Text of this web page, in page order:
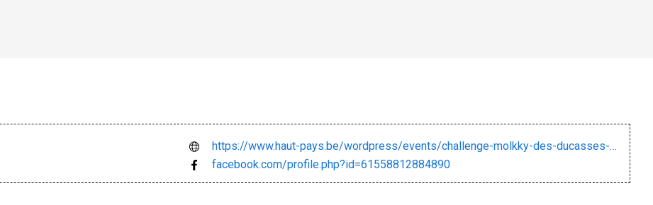
https://www.haut-pays.be/wordpress/events/challenge-molkky-des-ducasses-2025/
facebook.com/profile.php?id=61558812884890